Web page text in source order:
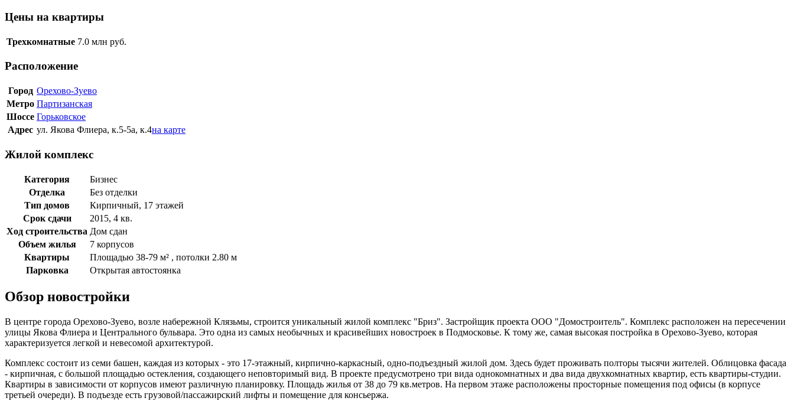
Цены на квартиры
Трехкомнатные 7.0 млн руб.
Расположение
Город Орехово-Зуево
Метро Партизанская
Шоссе Горьковское
Адрес ул. Якова Флиера, к.5-5а, к.4на карте
Жилой комплекс
Категория
Бизнес
Отделка
Без отделки
Тип домов
Кирпичный, 17 этажей
Срок сдачи
2015, 4 кв.
Ход строительства Дом сдан
Объем жилья
7 корпусов
Квартиры
Площадью 38-79 м² , потолки 2.80 м
Парковка
Открытая автостоянка
Обзор новостройки
В центре города Орехово-Зуево, возле набережной Клязьмы, строится уникальный жилой комплекс "Бриз". Застройщик проекта ООО "Домостроитель". Комплекс расположен на пересечении
улицы Якова Флиера и Центрального бульвара. Это одна из самых необычных и красивейших новостроек в Подмосковье. К тому же, самая высокая постройка в Орехово-Зуево, которая
характеризуется легкой и невесомой архитектурой.
Комплекс состоит из семи башен, каждая из которых - это 17-этажный, кирпично-каркасный, одно-подъездный жилой дом. Здесь будет проживать полторы тысячи жителей. Облицовка фасада
- кирпичная, с большой площадью остекления, создающего неповторимый вид. В проекте предусмотрено три вида однокомнатных и два вида двухкомнатных квартир, есть квартиры-студии.
Квартиры в зависимости от корпусов имеют различную планировку. Площадь жилья от 38 до 79 кв.метров. На первом этаже расположены просторные помещения под офисы (в корпусе
третьей очереди). В подъезде есть грузовой/пассажирский лифты и помещение для консьержа.